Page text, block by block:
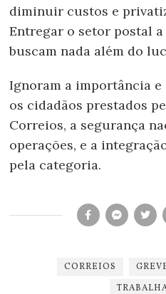
diminuir custos e
Entregar o setor postal
buscam nada além do
Ignoram a importância
os cidadãos prestados
Correios, a segurança
operações, e a
pela categoria.
CORREIOS